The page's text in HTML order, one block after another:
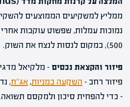
ממליץ למשקיעים הממוצעים
500), במקום לנסות לנצח את השוק.
פיזור והקצאת נכסים – מלקיאל
פיזור רחב – השקעה במניות,אג"ח,
– כדי להפחית סיכון ולמקסם